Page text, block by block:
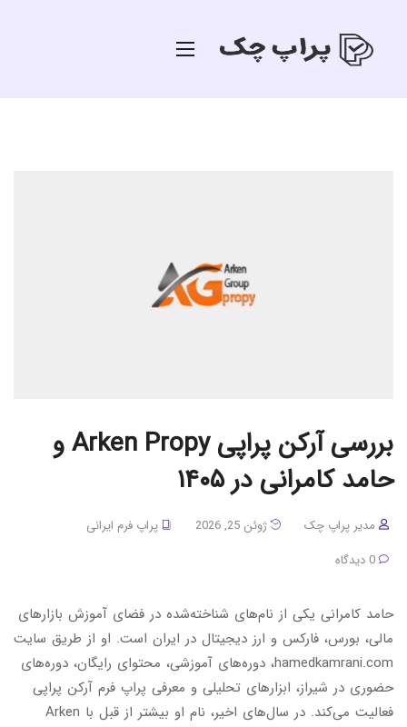
بررسی آرکن پراپی Arken Propy و
حامد کامرانی در ۱۴۰۵
مدیر پراپ چک ژوئن 25, 2026
پراپ فرم ایرانی
حامد کامرانی یکی از نام‌های شناخته‌شده در فضای آموزش بازارهای
مالی، بورس، فارکس و ارز دیجیتال در ایران است. او از طریق سایت
hamedkamrani.com، دوره‌های آموزشی، محتوای رایگان، دوره‌های
حضوری در شیراز، ابزارهای تحلیلی و معرفی پراپ فرم آرکن پراپی
فعالیت می‌کند. در سال‌های اخیر، نام او بیشتر از قبل با Arken